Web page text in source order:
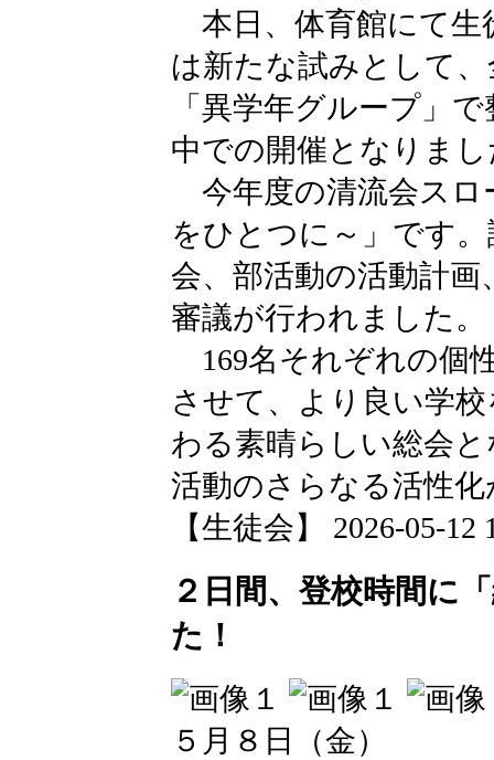
本日、体育館にて生
は新たな試みとして
「異学年グループ」
中での開催となりま
今年度の清流会スロ
をひとつに～」です
会、部活動の活動計
審議が行われました。
169名それぞれの個
させて、より良い学
わる素晴らしい総会
活動のさらなる活性
【生徒会】 2026-05-12
２日間、登校時間に
た！
５月８日（金）